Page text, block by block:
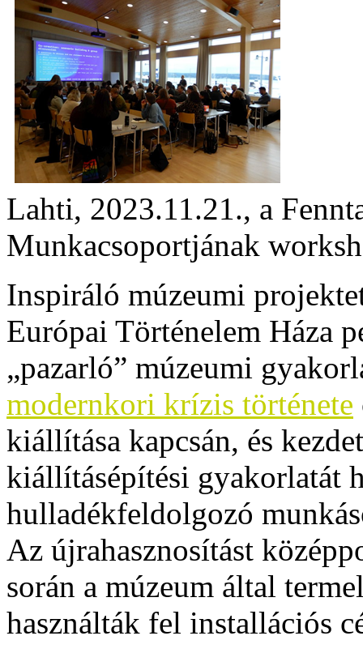
Lahti, 2023.11.21., a
Munkacsoportjának
Inspiráló múzeumi
Európai Történelem Háza
„pazarló” múzeumi
modernkori krízis története
kiállítása kapcsán, és
kiállításépítési gyakorlatát
hulladékfeldolgozó
Az újrahasznosítást
során a múzeum által
használták fel installációs